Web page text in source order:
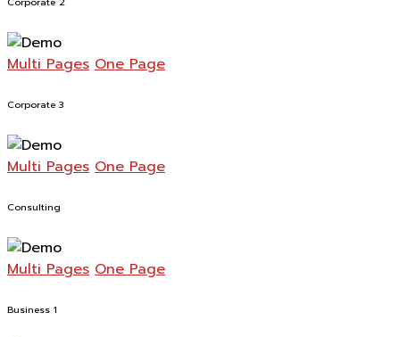
Multi Pages One Page
Corporate 3
Multi Pages One Page
Consulting
Multi Pages One Page
Business 1